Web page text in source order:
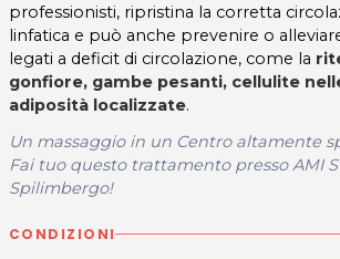
professionisti, ripristina la corretta
linfatica e può anche prevenire o
legati a deficit di circolazione, come la
gonfiore, gambe pesanti, cellulite
adiposità localizzate.
Un massaggio in un Centro altamente
Fai tuo questo trattamento presso AMI
Spilimbergo!
CONDIZIONI